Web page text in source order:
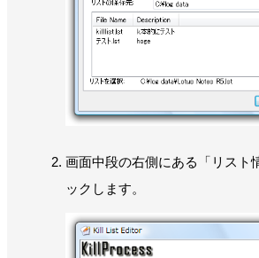
画面中段の右側にある「リスト
ックします。